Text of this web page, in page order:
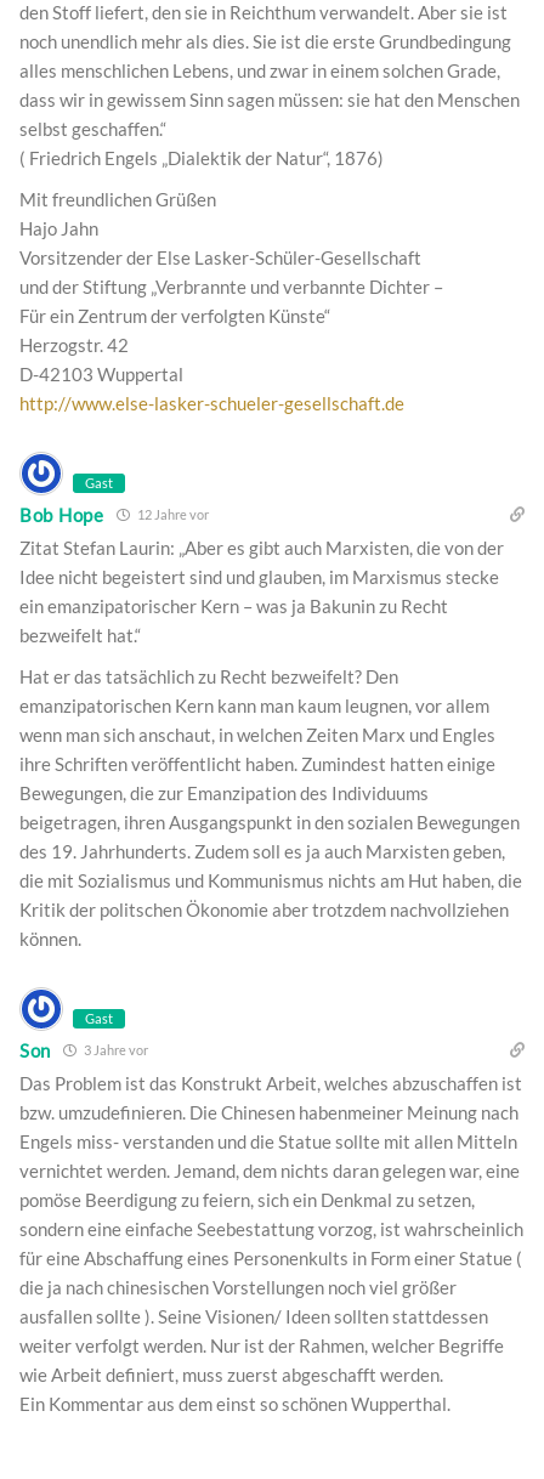
den Stoff liefert, den sie in Reichthum verwandelt. Aber sie ist
noch unendlich mehr als dies. Sie ist die erste Grundbedingung
alles menschlichen Lebens, und zwar in einem solchen Grade,
dass wir in gewissem Sinn sagen müssen: sie hat den Menschen
selbst geschaffen.“
( Friedrich Engels „Dialektik der Natur“, 1876)
Mit freundlichen Grüßen
Hajo Jahn
Vorsitzender der Else Lasker-Schüler-Gesellschaft
und der Stiftung „Verbrannte und verbannte Dichter –
Für ein Zentrum der verfolgten Künste“
Herzogstr. 42
D-42103 Wuppertal
http://www.else-lasker-schueler-gesellschaft.de
Gast
Bob Hope 12 Jahre vor
Zitat Stefan Laurin: „Aber es gibt auch Marxisten, die von der
Idee nicht begeistert sind und glauben, im Marxismus stecke
ein emanzipatorischer Kern – was ja Bakunin zu Recht
bezweifelt hat.“
Hat er das tatsächlich zu Recht bezweifelt? Den
emanzipatorischen Kern kann man kaum leugnen, vor allem
wenn man sich anschaut, in welchen Zeiten Marx und Engles
ihre Schriften veröffentlicht haben. Zumindest hatten einige
Bewegungen, die zur Emanzipation des Individuums
beigetragen, ihren Ausgangspunkt in den sozialen Bewegungen
des 19. Jahrhunderts. Zudem soll es ja auch Marxisten geben,
die mit Sozialismus und Kommunismus nichts am Hut haben, die
Kritik der politschen Ökonomie aber trotzdem nachvollziehen
können.
Gast
Son 3 Jahre vor
Das Problem ist das Konstrukt Arbeit, welches abzuschaffen ist
bzw. umzudefinieren. Die Chinesen habenmeiner Meinung nach
Engels miss- verstanden und die Statue sollte mit allen Mitteln
vernichtet werden. Jemand, dem nichts daran gelegen war, eine
pomöse Beerdigung zu feiern, sich ein Denkmal zu setzen,
sondern eine einfache Seebestattung vorzog, ist wahrscheinlich
für eine Abschaffung eines Personenkults in Form einer Statue (
die ja nach chinesischen Vorstellungen noch viel größer
ausfallen sollte ). Seine Visionen/ Ideen sollten stattdessen
weiter verfolgt werden. Nur ist der Rahmen, welcher Begriffe
wie Arbeit definiert, muss zuerst abgeschafft werden.
Ein Kommentar aus dem einst so schönen Wupperthal.